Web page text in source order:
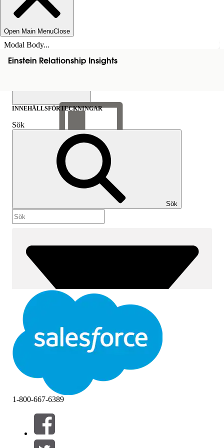
Open Main MenuClose
Modal Body...
Einstein Relationship Insights
Visa
innehållsförteckning
Innehållsförteckningar
INNEHÅLLSFÖRTECKNINGAR
Sök
Sök
Filter (0)
VÄLJ FILTER
1-800-667-6389